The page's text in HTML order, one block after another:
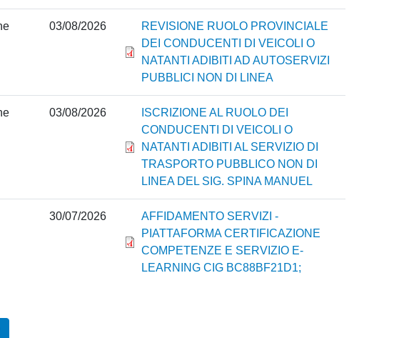
03/08/2026
REVISIONE RUOLO PROVINCIALE
DEI CONDUCENTI DI VEICOLI O
NATANTI ADIBITI AD AUTOSERVIZI
PUBBLICI NON DI LINEA
03/08/2026
ISCRIZIONE AL RUOLO DEI
CONDUCENTI DI VEICOLI O
NATANTI ADIBITI AL SERVIZIO DI
TRASPORTO PUBBLICO NON DI
LINEA DEL SIG. SPINA MANUEL
30/07/2026
AFFIDAMENTO SERVIZI -
PIATTAFORMA CERTIFICAZIONE
COMPETENZE E SERVIZIO E-
LEARNING CIG BC88BF21D1;